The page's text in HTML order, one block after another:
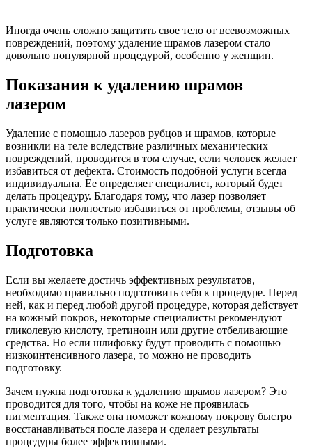
Иногда очень сложно защитить свое тело от всевозможных
повреждений, поэтому удаление шрамов лазером стало
довольно популярной процедурой, особенно у женщин.
Показания к удалению шрамов
лазером
Удаление с помощью лазеров рубцов и шрамов, которые
возникли на теле вследствие различных механических
повреждений, проводится в том случае, если человек желает
избавиться от дефекта. Стоимость подобной услуги всегда
индивидуальна. Ее определяет специалист, который будет
делать процедуру. Благодаря тому, что лазер позволяет
практически полностью избавиться от проблемы, отзывы об
услуге являются только позитивными.
Подготовка
Если вы желаете достичь эффективных результатов,
необходимо правильно подготовить себя к процедуре. Перед
ней, как и перед любой другой процедуре, которая действует
на кожный покров, некоторые специалисты рекомендуют
гликолевую кислоту, третиноин или другие отбеливающие
средства. Но если шлифовку будут проводить с помощью
низкоинтенсивного лазера, то можно не проводить
подготовку.
Зачем нужна подготовка к удалению шрамов лазером? Это
проводится для того, чтобы на коже не проявилась
пигментация. Также она поможет кожному покрову быстро
восстанавливаться после лазера и сделает результаты
процедуры более эффективными.